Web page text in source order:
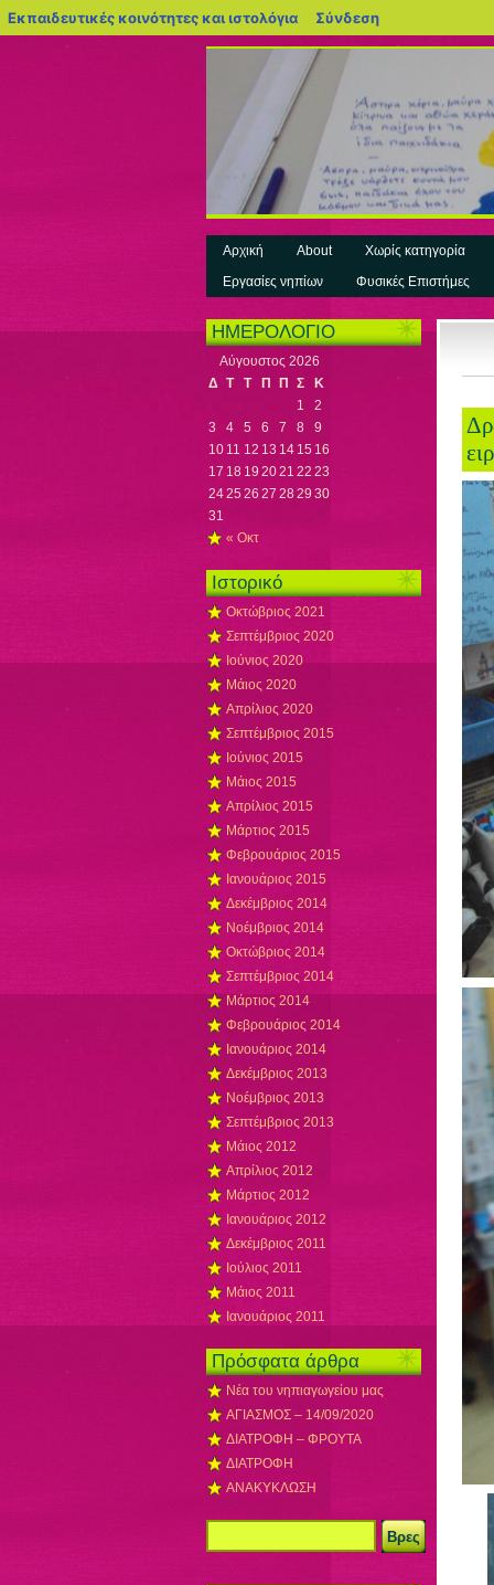
Αρχική About
Χωρίς κατηγορία
Εργασίες νηπίων
Φυσικές Επιστήμες
ΗΜΕΡΟΛΟΓΙΟ
Αύγουστος 2026
Δ Τ Τ Π Π Σ
Κ
1
2
3
4 5 6 7 8
9
10 11 12 13 14 15 16
17 18 19 2021 22 23
2425 26 27 2829 30
31
« Οκτ
Ιστορικό
Οκτώβριος 2021
Σεπτέμβριος 2020
Ιούνιος 2020
Μάιος 2020
Απρίλιος 2020
Σεπτέμβριος 2015
Ιούνιος 2015
Μάιος 2015
Απρίλιος 2015
Μάρτιος 2015
Φεβρουάριος 2015
Ιανουάριος 2015
Δεκέμβριος 2014
Νοέμβριος 2014
Οκτώβριος 2014
Σεπτέμβριος 2014
Μάρτιος 2014
Φεβρουάριος 2014
Ιανουάριος 2014
Δεκέμβριος 2013
Νοέμβριος 2013
Σεπτέμβριος 2013
Μάιος 2012
Απρίλιος 2012
Μάρτιος 2012
Ιανουάριος 2012
Δεκέμβριος 2011
Ιούλιος 2011
Μάιος 2011
Ιανουάριος 2011
Πρόσφατα άρθρα
Νέα του νηπιαγωγείου μας
ΑΓΙΑΣΜΟΣ – 14/09/2020
ΔΙΑΤΡΟΦΗ – ΦΡΟΥΤΑ
ΔΙΑΤΡΟΦΗ
ΑΝΑΚΥΚΛΩΣΗ
Εκπαιδευτικές κοινότητες και ιστολόγια blogs.sch.gr
Σύνδεση